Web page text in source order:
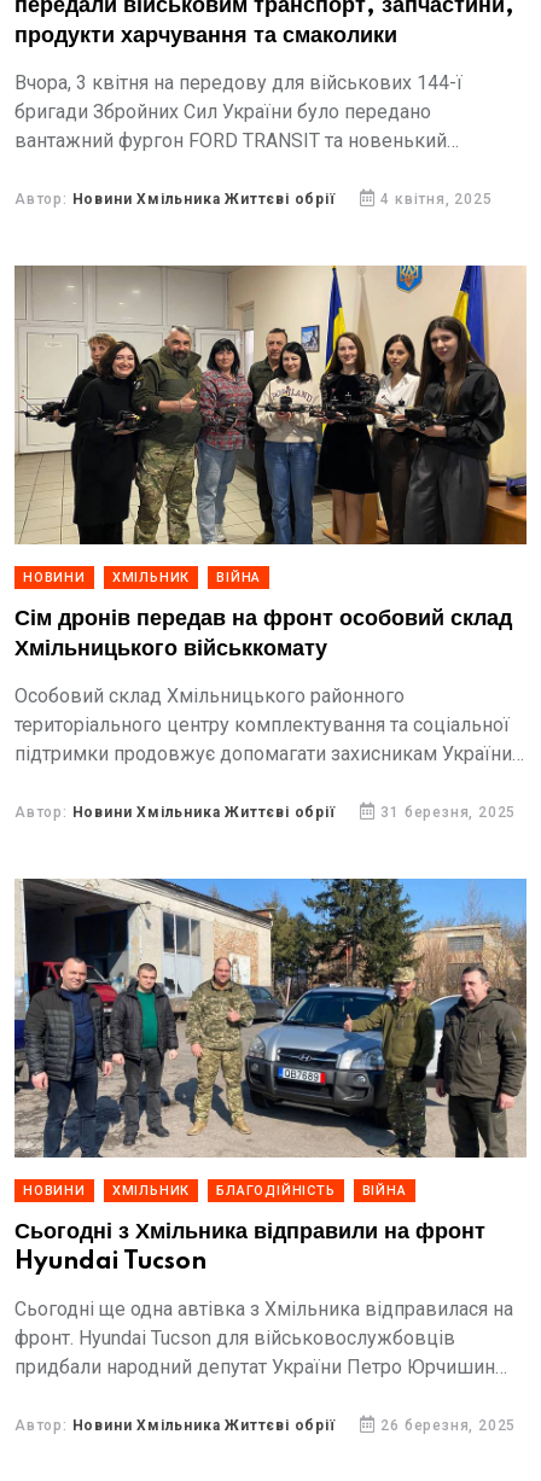
передали військовим транспорт, запчастини,
продукти харчування та смаколики
Вчора, 3 квітня на передову для військових 144-ї
бригади Збройних Сил України було передано
вантажний фургон FORD TRANSIT та новенький
захисникам надали фермери Олександр Лисий...
Автор: Новини Хмільника Життєві обрії 4 квітня, 2025
НОВИНИ ХМІЛЬНИК ВІЙНА
Сім дронів передав на фронт особовий склад
Хмільницького військкомату
Особовий склад Хмільницького районного
територіального центру комплектування та соціальної
підтримки продовжує допомагати захисникам України.
безпілотних літальних апаратів для бійців Національної
Автор: Новини Хмільника Життєві обрії 31 березня, 2025
НОВИНИ ХМІЛЬНИК БЛАГОДІЙНІСТЬ ВІЙНА
Сьогодні з Хмільника відправили на фронт
Hyundai Tucson
Сьогодні ще одна автівка з Хмільника відправилася на
фронт. Hyundai Tucson для військовослужбовців
придбали народний депутат України Петро Юрчишин
Автор: Новини Хмільника Життєві обрії 26 березня, 2025